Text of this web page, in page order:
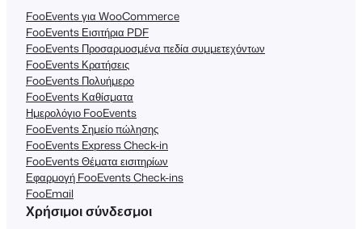
FooEvents για WooCommerce
FooEvents Εισιτήρια PDF
FooEvents Προσαρμοσμένα πεδία συμμετεχόντων
FooEvents Κρατήσεις
FooEvents Πολυήμερο
FooEvents Καθίσματα
Ημερολόγιο FooEvents
FooEvents Σημείο πώλησης
FooEvents Express Check-in
FooEvents Θέματα εισιτηρίων
Εφαρμογή FooEvents Check-ins
FooEmail
Χρήσιμοι σύνδεσμοι